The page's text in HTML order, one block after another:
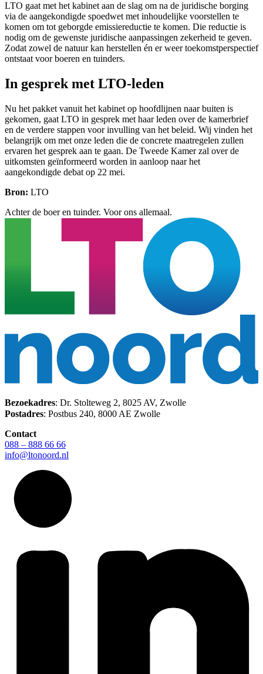
LTO gaat met het kabinet aan de slag om na de juridische borging
via de aangekondigde spoedwet met inhoudelijke voorstellen te
komen om tot geborgde emissiereductie te komen. Die reductie is
nodig om de gewenste juridische aanpassingen zekerheid te geven.
Zodat zowel de natuur kan herstellen én er weer toekomstperspectief
ontstaat voor boeren en tuinders.
In gesprek met LTO-leden
Nu het pakket vanuit het kabinet op hoofdlijnen naar buiten is
gekomen, gaat LTO in gesprek met haar leden over de kamerbrief
en de verdere stappen voor invulling van het beleid. Wij vinden het
belangrijk om met onze leden die de concrete maatregelen zullen
ervaren het gesprek aan te gaan. De Tweede Kamer zal over de
uitkomsten geïnformeerd worden in aanloop naar het
aangekondigde debat op 22 mei.
Bron: LTO
Achter de boer en tuinder. Voor ons allemaal.
Bezoekadres: Dr. Stolteweg 2, 8025 AV, Zwolle
Postadres: Postbus 240, 8000 AE Zwolle
Contact
088 – 888 66 66
info@ltonoord.nl